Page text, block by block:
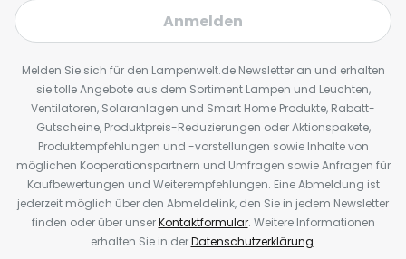
Anmelden
Melden Sie sich für den Lampenwelt.de Newsletter an und erhalten
sie tolle Angebote aus dem Sortiment Lampen und Leuchten,
Ventilatoren, Solaranlagen und Smart Home Produkte, Rabatt-
Gutscheine, Produktpreis-Reduzierungen oder Aktionspakete,
Produktempfehlungen und -vorstellungen sowie Inhalte von
möglichen Kooperationspartnern und Umfragen sowie Anfragen für
Kaufbewertungen und Weiterempfehlungen. Eine Abmeldung ist
jederzeit möglich über den Abmeldelink, den Sie in jedem Newsletter
finden oder über unserKontaktformular. Weitere Informationen
erhalten Sie in derDatenschutzerklärung.